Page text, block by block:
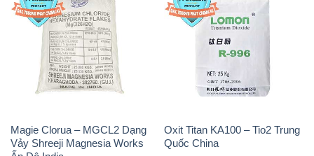
Magie Clorua – MGCL2 Dạng
Vảy Shreeji Magnesia Works
Ấn Độ India
Oxit Titan KA100 – Tio2 Trung